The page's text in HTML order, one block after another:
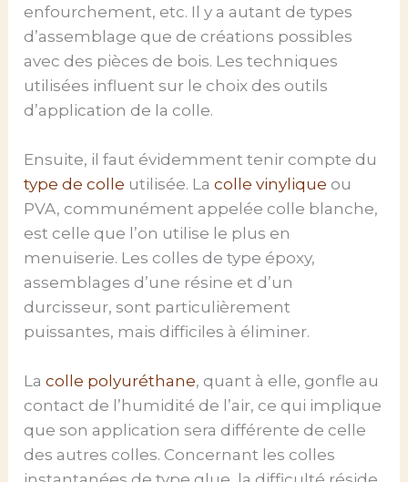
enfourchement, etc. Il y a autant de types
d’assemblage que de créations possibles
avec des pièces de bois. Les techniques
utilisées influent sur le choix des outils
d’application de la colle.
Ensuite, il faut évidemment tenir compte du
type de colle utilisée. Lacolle vinylique ou
PVA, communément appelée colle blanche,
est celle que l’on utilise le plus en
menuiserie. Les colles de type époxy,
assemblages d’une résine et d’un
durcisseur, sont particulièrement
puissantes, mais difficiles à éliminer.
Lacolle polyuréthane, quant à elle, gonfle au
contact de l’humidité de l’air, ce qui implique
que son application sera différente de celle
des autres colles. Concernant les colles